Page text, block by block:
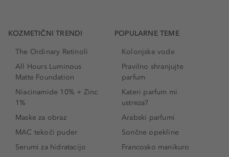
KOZMETIČNI TRENDI
The Ordinary Retinoli
All Hours Luminous
Matte Foundation
Niacinamide 10% + Zinc
1%
Maske za obraz
MAC tekoči puder
Serumi za hidratacijo
POPULARNE TEME
Kolonjske vode
Pravilno shranjujte
parfum
Kateri parfum mi
ustreza?
Arabski parfumi
Sončne opekline
Francosko manikuro